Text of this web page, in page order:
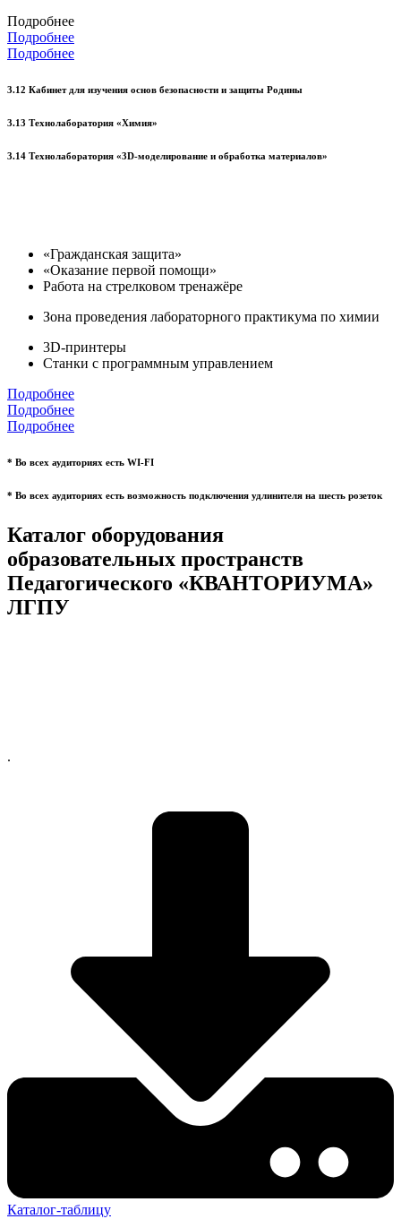
Подробнее
Подробнее
Подробнее
3.12 Кабинет для изучения основ безопасности и защиты Родины
3.13 Технолаборатория «Химия»
3.14 Технолаборатория «3D-моделирование и обработка материалов»
«Гражданская защита»
«Оказание первой помощи»
Работа на стрелковом тренажёре
Зона проведения лабораторного практикума по химии
3D-принтеры
Станки с программным управлением
Подробнее
Подробнее
Подробнее
* Во всех аудиториях есть WI-FI
* Во всех аудиториях есть возможность подключения удлинителя на шесть розеток
Каталог оборудования
образовательных пространств
Педагогического «КВАНТОРИУМА»
ЛГПУ
.
Каталог-таблицу